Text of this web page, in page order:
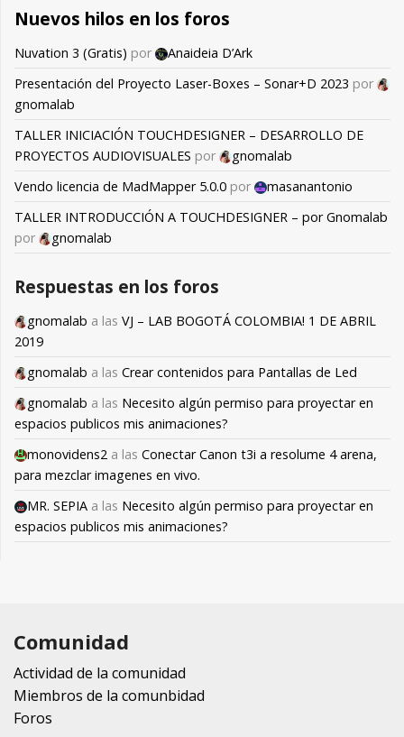
Nuevos hilos en los foros
Nuvation 3 (Gratis) por
Anaideia D’Ark
Presentación del Proyecto Laser-Boxes – Sonar+D 2023 por
gnomalab
TALLER INICIACIÓN TOUCHDESIGNER – DESARROLLO DE
PROYECTOS AUDIOVISUALES por
gnomalab
Vendo licencia de MadMapper 5.0.0 por
masanantonio
TALLER INTRODUCCIÓN A TOUCHDESIGNER – por Gnomalab
por
gnomalab
Respuestas en los foros
gnomalab a las VJ – LAB BOGOTÁ COLOMBIA! 1 DE ABRIL
2019
gnomalab a las Crear contenidos para Pantallas de Led
gnomalab a las Necesito algún permiso para proyectar en
espacios publicos mis animaciones?
monovidens2 a las Conectar Canon t3i a resolume 4 arena,
para mezclar imagenes en vivo.
MR. SEPIA a las Necesito algún permiso para proyectar en
espacios publicos mis animaciones?
Comunidad
Actividad de la comunidad
Miembros de la comunbidad
Foros